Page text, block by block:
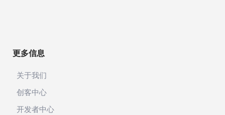
更多信息
关于我们
创客中心
开发者中心